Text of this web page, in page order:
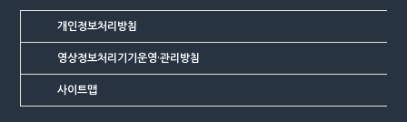
개인정보처리방침
영상정보처리기기운영·관리방침
사이트맵